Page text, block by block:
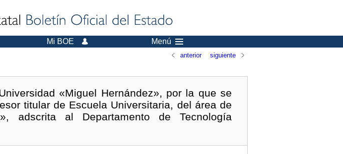
Mi BOE Menú
anterior siguiente
«Miguel Hernández», por la que se
titular de Escuela Universitaria, del área de
adscrita al Departamento de Tecnología